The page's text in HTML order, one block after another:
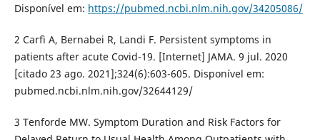
Disponível em: https://pubmed.ncbi.nlm.nih.gov/34205086/
2 Carfì A, Bernabei R, Landi F. Persistent symptoms in
patients after acute Covid-19. [Internet] JAMA. 9 jul. 2020
[citado 23 ago. 2021];324(6):603-605. Disponível em:
pubmed.ncbi.nlm.nih.gov/32644129/
3 Tenforde MW. Symptom Duration and Risk Factors for